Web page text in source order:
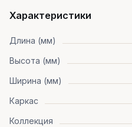
Характеристики
Длина (мм)
Высота (мм)
Ширина (мм)
Каркас
Коллекция